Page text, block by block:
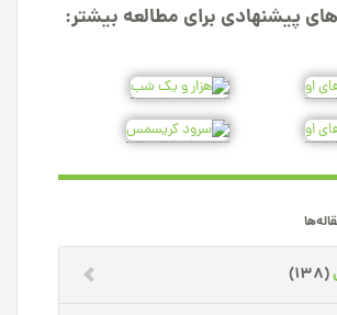
پیشنهادی برای مطالعه بیشتر:
(138)